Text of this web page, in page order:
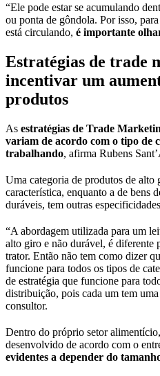
“Ele pode estar se acumulando
ou ponta de gôndola. Por isso,
está circulando, é importante
Estratégias de trade
incentivar um
produtos
As estratégias de Trade
variam de acordo com o tipo de
trabalhando, afirma Rubens
Uma categoria de produtos de alto
característica, enquanto a de bens
duráveis, tem outras
“A abordagem utilizada para um
alto giro e não durável, é diferente
trator. Então não tem como dizer
funcione para todos os tipos de
de estratégia que funcione para
distribuição, pois cada um tem
consultor.
Dentro do próprio setor
desenvolvido de acordo com o
evidentes a depender do